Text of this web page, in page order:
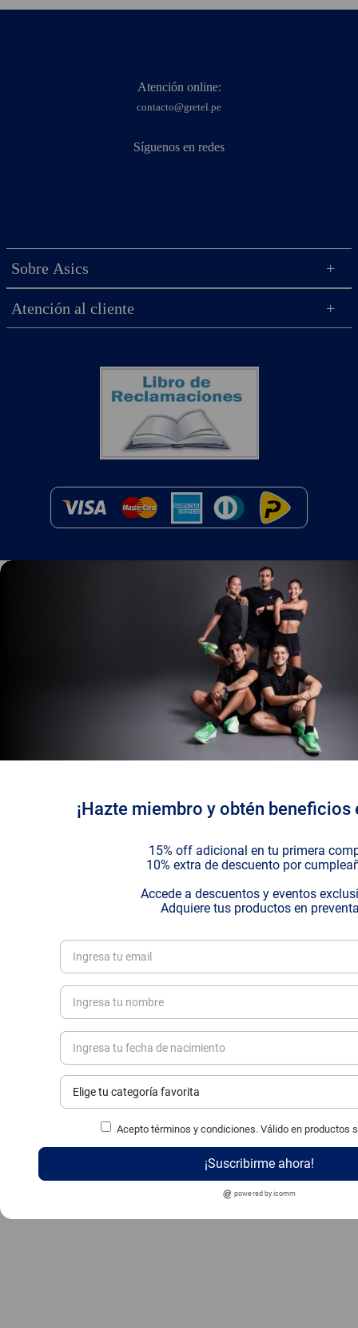
Atención online:
contacto@gretel.pe
Síguenos en redes
Sobre Asics
Atención al cliente
¡Hazte miembro y obtén beneficios
15% off adicional en tu primera
10% extra de descuento por
Accede a descuentos y eventos
Adquiere tus productos en
Acepto términos y condiciones. Válido en productos
¡Suscribirme ahora!
powered by icomm